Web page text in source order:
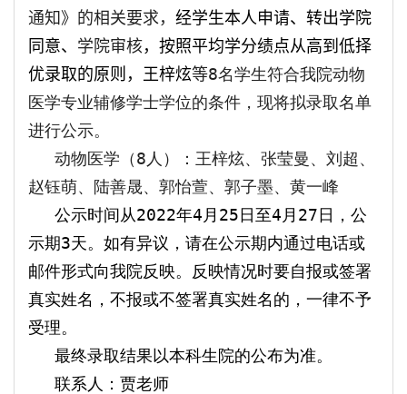
通知》的相关要求， 经学生本人申请、转出学院
同意、 学院审核，按照平均学分绩点从高到低择
优录取的原则，王梓炫等8名学生符合我院动物
医学专业辅修学士学位的条件，现将拟录取名单
进行公示。
动物医学（8 人）：王梓炫、张莹曼、刘超、
赵钰萌、陆善晟、郭怡萱、郭子墨、黄一峰
公示时间从2022年4 月 25日至4 月 27日，公
示期3天。如有异议，请在公示期内通过电话或
邮件形式向我院反映。反映情况时要自报或签署
真实姓名，不报或不签署真实姓名的，一律不予
受理。
最终录取结果以本科生院的公布为准。
联系人：贾老师